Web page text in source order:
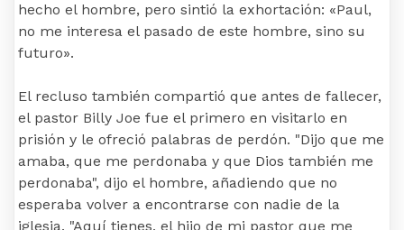
hecho el hombre, pero sintió la exhortación: «Paul,
no me interesa el pasado de este hombre, sino su
futuro».
El recluso también compartió que antes de fallecer,
el pastor Billy Joe fue el primero en visitarlo en
prisión y le ofreció palabras de perdón. "Dijo que me
amaba, que me perdonaba y que Dios también me
perdonaba", dijo el hombre, añadiendo que no
esperaba volver a encontrarse con nadie de la
iglesia. "Aquí tienes, el hijo de mi pastor que me